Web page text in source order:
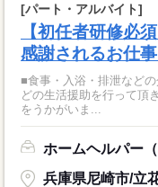
[パート・アルバイト]
【初任者研修必
感謝されるお仕
■食事・入浴・排泄など
どの生活援助を行って頂きます。 ■登録時に提供可能
をうかがいま...
ホームヘルパー（
兵庫県尼崎市/立